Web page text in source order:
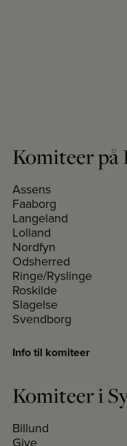
Komiteer på
Assens
Faaborg
Langeland
Lolland
Nordfyn
Odsherred
Ringe/Ryslinge
Roskilde
Slagelse
Svendborg
Info til komiteer
Komiteer i
Billund
Give